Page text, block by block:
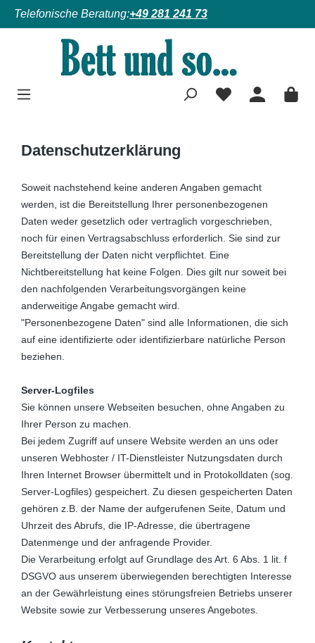
Zum Hauptinhalt springen
Telefonische Beratung:+49 281 241 73
Datenschutzerklärung
Soweit nachstehend keine anderen Angaben gemacht
werden, ist die Bereitstellung Ihrer personenbezogenen
Daten weder gesetzlich oder vertraglich vorgeschrieben,
noch für einen Vertragsabschluss erforderlich. Sie sind zur
Bereitstellung der Daten nicht verpflichtet. Eine
Nichtbereitstellung hat keine Folgen. Dies gilt nur soweit bei
den nachfolgenden Verarbeitungsvorgängen keine
anderweitige Angabe gemacht wird.
"Personenbezogene Daten" sind alle Informationen, die sich
auf eine identifizierte oder identifizierbare natürliche Person
beziehen.
Server-Logfiles
Sie können unsere Webseiten besuchen, ohne Angaben zu
Ihrer Person zu machen.
Bei jedem Zugriff auf unsere Website werden an uns oder
unseren Webhoster / IT-Dienstleister Nutzungsdaten durch
Ihren Internet Browser übermittelt und in Protokolldaten (sog.
Server-Logfiles) gespeichert. Zu diesen gespeicherten Daten
gehören z.B. der Name der aufgerufenen Seite, Datum und
Uhrzeit des Abrufs, die IP-Adresse, die übertragene
Datenmenge und der anfragende Provider.
Die Verarbeitung erfolgt auf Grundlage des Art. 6 Abs. 1 lit. f
DSGVO aus unserem überwiegenden berechtigten Interesse
an der Gewährleistung eines störungsfreien Betriebs unserer
Website sowie zur Verbesserung unseres Angebotes.